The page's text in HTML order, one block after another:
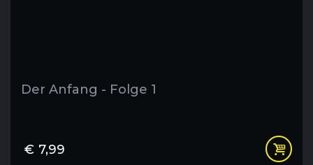
Der Anfang - Folge 1
€ 7,99